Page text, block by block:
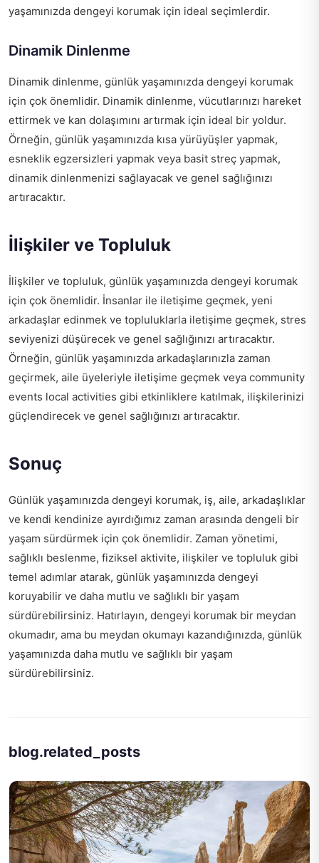
yaşamınızda dengeyi korumak için ideal seçimlerdir.
Dinamik Dinlenme
Dinamik dinlenme, günlük yaşamınızda dengeyi korumak
için çok önemlidir. Dinamik dinlenme, vücutlarınızı hareket
ettirmek ve kan dolaşımını artırmak için ideal bir yoldur.
Örneğin, günlük yaşamınızda kısa yürüyüşler yapmak,
esneklik egzersizleri yapmak veya basit streç yapmak,
dinamik dinlenmenizi sağlayacak ve genel sağlığınızı
artıracaktır.
İlişkiler ve Topluluk
İlişkiler ve topluluk, günlük yaşamınızda dengeyi korumak
için çok önemlidir. İnsanlar ile iletişime geçmek, yeni
arkadaşlar edinmek ve topluluklarla iletişime geçmek, stres
seviyenizi düşürecek ve genel sağlığınızı artıracaktır.
Örneğin, günlük yaşamınızda arkadaşlarınızla zaman
geçirmek, aile üyeleriyle iletişime geçmek veya community
events local activities gibi etkinliklere katılmak, ilişkilerinizi
güçlendirecek ve genel sağlığınızı artıracaktır.
Sonuç
Günlük yaşamınızda dengeyi korumak, iş, aile, arkadaşlıklar
ve kendi kendinize ayırdığımız zaman arasında dengeli bir
yaşam sürdürmek için çok önemlidir. Zaman yönetimi,
sağlıklı beslenme, fiziksel aktivite, ilişkiler ve topluluk gibi
temel adımlar atarak, günlük yaşamınızda dengeyi
koruyabilir ve daha mutlu ve sağlıklı bir yaşam
sürdürebilirsiniz. Hatırlayın, dengeyi korumak bir meydan
okumadır, ama bu meydan okumayı kazandığınızda, günlük
yaşamınızda daha mutlu ve sağlıklı bir yaşam
sürdürebilirsiniz.
blog.related_posts